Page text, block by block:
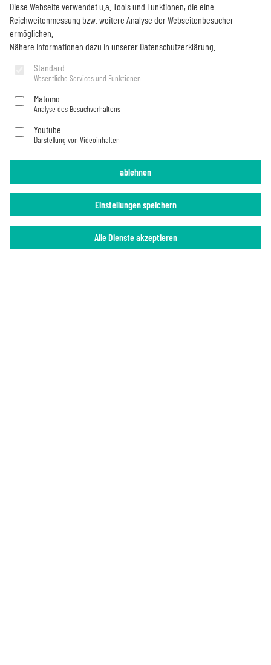
+49 (0) 5272 6009 0
info@becker-brakel.de
Would you like to stay up to date on all Becker things?
Subscribe now
Imprint Privacy Policy
Diese Webseite verwendet u.a. Tools und Funktionen, die eine
Reichweitenmessung bzw. weitere Analyse der Webseitenbesucher
ermöglichen.
Nähere Informationen dazu in unserer Datenschutzerklärung
Standard
Wesentliche Services und Funktionen
Matomo
Analyse des Besuchverhaltens
Youtube
Darstellung von Videoinhalten
Alle Dienste akzeptieren
Einstellungen speichern
ablehnen